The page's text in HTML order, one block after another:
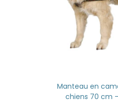
Manteau en
chiens 70 cm